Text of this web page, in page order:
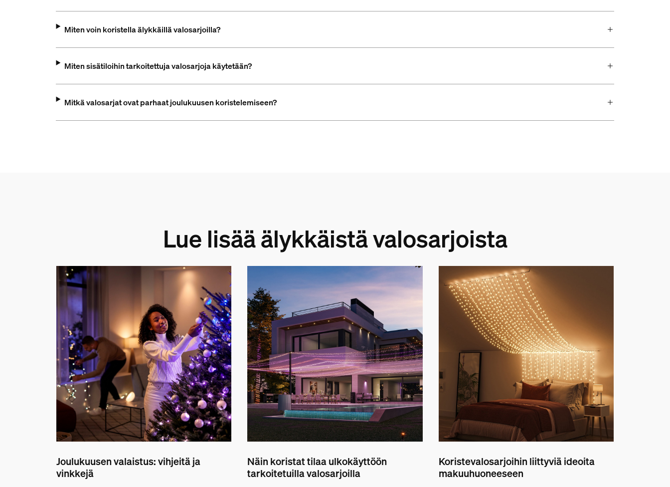
Miten voin koristella älykkäillä valosarjoilla?
Miten sisätiloihin tarkoitettuja valosarjoja käytetään?
Mitkä valosarjat ovat parhaat joulukuusen koristelemiseen?
Lue lisää älykkäistä valosarjoista
Joulukuusen valaistus: vihjeitä ja
vinkkejä
Näin koristat tilaa ulkokäyttöön
tarkoitetuilla valosarjoilla
Koristevalosarjoihin liittyviä ideoita
makuuhuoneeseen